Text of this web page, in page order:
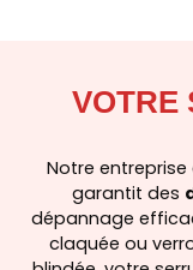
VOTRE
Notre entreprise
garantit des
dépannage
claquée ou